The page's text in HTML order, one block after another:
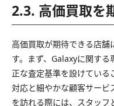
2.3. 高価買取を
高価買取が期待できる店舗
す。まず、Galaxyに関す
正な査定基準を設けている
対応と細やかな顧客サービ
を訪れる際には、スタッフ